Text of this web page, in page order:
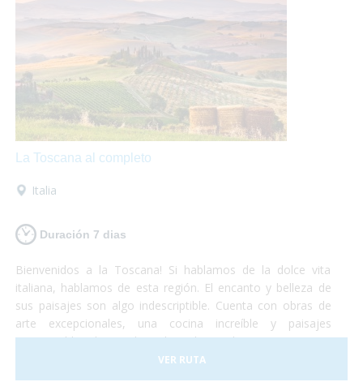
La Toscana al completo
Italia
Duración 7 dias
Bienvenidos a la Toscana! Si hablamos de la dolce vita
italiana, hablamos de esta región. El encanto y belleza de
sus paisajes son algo indescriptible. Cuenta con obras de
arte excepcionales, una cocina increíble y paisajes
interminables de viñedos, alamedas y olivares. Un visita a
uno de los museos más importantes o una degustación de
vinos y quesos, tu eliges!
VER RUTA